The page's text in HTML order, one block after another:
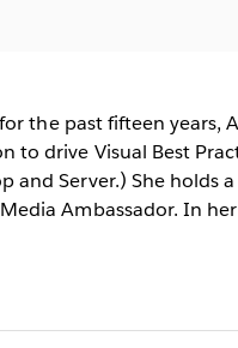
the past fifteen years,
to drive Visual Best
Server.) She holds
Ambassador. In